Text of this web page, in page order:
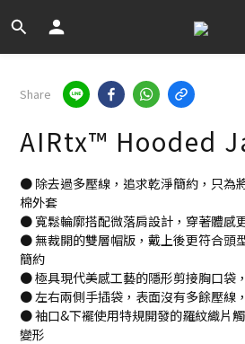
Share
AIRtx™ Hooded
● 除去過多壓線，追求乾淨簡約，只為
棉外套
● 寬鬆輪廓搭配微落肩設計，穿著體感
● 無裁開的雙層帽版，戴上後更符合頭
簡約
● 極具現代美感工藝的隱形剪接胸口袋
● 左右兩側手插袋，表面沒有多餘壓線
● 袖口&下襬使用特規開發的羅紋織片
變形